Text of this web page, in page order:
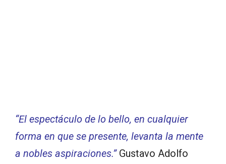
“El espectáculo de lo bello, en cualquier
forma en que se presente, levanta la mente
a nobles aspiraciones.”Gustavo Adolfo